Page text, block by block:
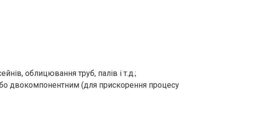
облицювання труб, палів і т.д.;
двокомпонентним (для прискорення процесу